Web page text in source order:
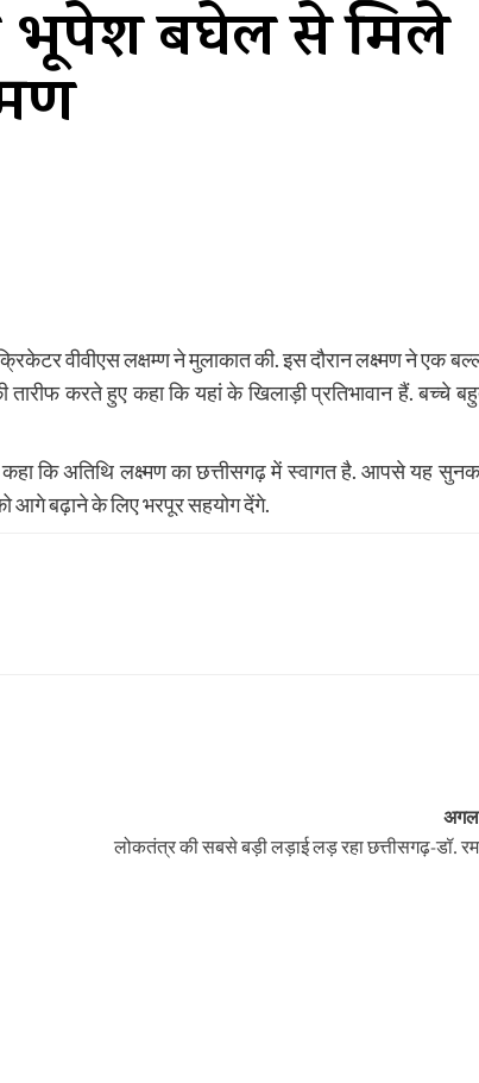
भूपेश बघेल से मिले
वीवीएस लक्षम्ण ने मुलाकात की. इस दौरान लक्ष्मण ने एक
करते हुए कहा कि यहां के खिलाड़ी प्रतिभावान हैं. बच्चे
कि अतिथि लक्ष्मण का छत्तीसगढ़ में स्वागत है. आपसे यह
आगे बढ़ाने के लिए भरपूर सहयोग देंगे.
लोकतंत्र की सबसे बड़ी लड़ाई लड़ रहा छत्तीसगढ़-डॉ.